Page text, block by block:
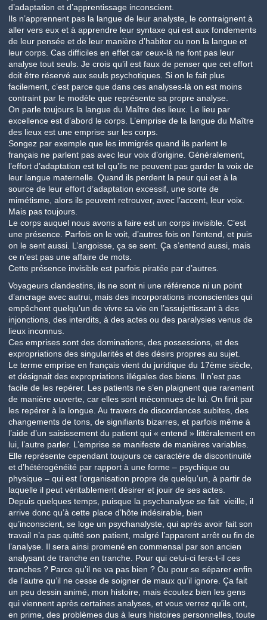
d’adaptation et d’apprentissage inconscient.
Ils n’apprennent pas la langue de leur analyste, le contraignent à
aller vers eux et à apprendre leur syntaxe qui est aux fondements
de leur pensée et de leur manière d’habiter ou non la langue et
leur corps. Cas difficiles en effet car ceux-là ne font pas leur
analyse tout seuls. Je crois qu’il est faux de penser que cet effort
doit être réservé aux seuls psychotiques. Si on le fait plus
facilement, c’est parce que dans ces analyses-là on est moins
contraint par le modèle que représente sa propre analyse.
On parle toujours la langue du Maître des lieux. Le lieu par
excellence est d’abord le corps. L’emprise de la langue du Maître
des lieux est une emprise sur les corps.
Songez par exemple que les immigrés quand ils parlent le
français ne parlent pas avec leur voix d’origine. Généralement,
l’effort d’adaptation est tel qu’ils ne peuvent pas garder la voix de
leur langue maternelle. Quand ils perdent la peur qui est à la
source de leur effort d’adaptation excessif, une sorte de
mimétisme, alors ils peuvent retrouver, avec l’accent, leur voix.
Mais pas toujours.
Le corps auquel nous avons a faire est un corps invisible. C’est
une présence. Parfois on le voit, d’autres fois on l’entend, et puis
on le sent aussi. L’angoisse, ça se sent. Ça s’entend aussi, mais
ce n’est pas une affaire de mots.
Cette présence invisible est parfois piratée par d’autres.
Voyageurs clandestins, ils ne sont ni une référence ni un point
d’ancrage avec autrui, mais des incorporations inconscientes qui
empêchent quelqu’un de vivre sa vie en l’assujettissant à des
injonctions, des interdits, à des actes ou des paralysies venus de
lieux inconnus.
Ces emprises sont des dominations, des possessions, et des
expropriations des singularités et des désirs propres au sujet.
Le terme emprise en français vient du juridique du 17ème siècle,
et désignait des expropriations illégales des biens. Il n’est pas
facile de les repérer. Les patients ne s’en plaignent que rarement
de manière ouverte, car elles sont méconnues de lui. On finit par
les repérer à la longue. Au travers de discordances subites, des
changements de tons, de signifiants bizarres, et parfois même à
l’aide d’un saisissement du patient qui « entend » littéralement en
lui, l’autre parler. L’emprise se manifeste de manières variables.
Elle représente cependant toujours ce caractère de discontinuité
et d’hétérogénéité par rapport à une forme – psychique ou
physique – qui est l’organisation propre de quelqu’un, à partir de
laquelle il peut véritablement désirer et jouir de ses actes.
Depuis quelques temps, puisque la psychanalyse se fait vieille, il
arrive donc qu’à cette place d’hôte indésirable, bien
qu’inconscient, se loge un psychanalyste, qui après avoir fait son
travail n’a pas quitté son patient, malgré l’apparent arrêt ou fin de
l’analyse. Il sera ainsi promené en commensal par son ancien
analysant de tranche en tranche. Pour qui celui-ci fera-t-il ces
tranches ? Parce qu’il ne va pas bien ? Ou pour se séparer enfin
de l’autre qu’il ne cesse de soigner de maux qu’il ignore. Ça fait
un peu dessin animé, mon histoire, mais écoutez bien les gens
qui viennent après certaines analyses, et vous verrez qu’ils ont,
en prime, des problèmes dus à leurs histoires personnelles, toute